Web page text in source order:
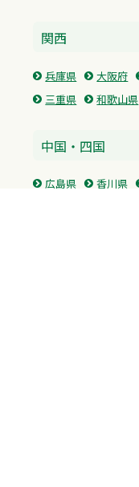
関西
兵庫県 大阪府
三重県
和歌山県
中国・四国
広島県 香川県